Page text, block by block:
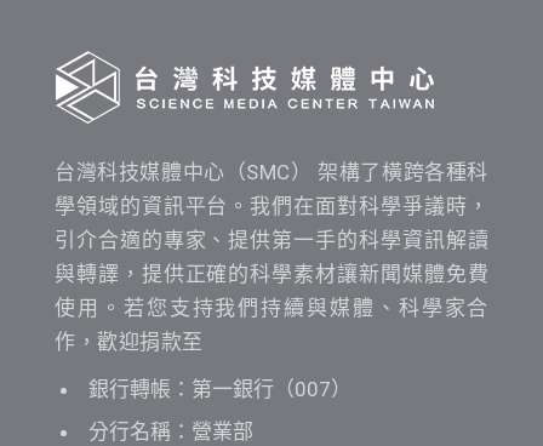
台灣科技媒體中心（SMC） 架構了橫跨各種科
學領域的資訊平台。我們在面對科學爭議時，
引介合適的專家、提供第一手的科學資訊解讀
與轉譯，提供正確的科學素材讓新聞媒體免費
使用。若您支持我們持續與媒體、科學家合
作，歡迎捐款至
銀行轉帳：第一銀行（007）
分行名稱：營業部